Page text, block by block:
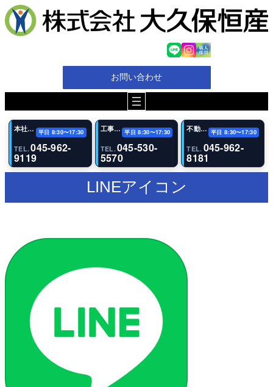
内
容
を
お問い合わせ
本社・代表電話 平日 8:30〜17:30
TEL. 045-962-
9119
工事（恩田事業所） 平日 8:30〜17:30
TEL. 045-530-
5570
不動産事業部 平日 8:30〜17:30
TEL. 045-962-
8181
LINEアイコン